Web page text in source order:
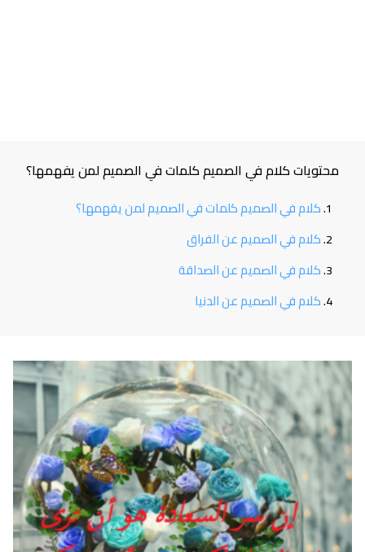
محتويات كلام في الصميم كلمات في الصميم لمن يفهمها؟
كلام في الصميم كلمات في الصميم لمن يفهمها؟
كلام في الصميم عن الفراق
كلام في الصميم عن الصداقة
كلام في الصميم عن الدنيا